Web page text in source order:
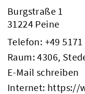
Burgstraße 1
31224 Peine
Telefon: +49
Raum: 4306,
E-Mail schreiben
Internet: https://